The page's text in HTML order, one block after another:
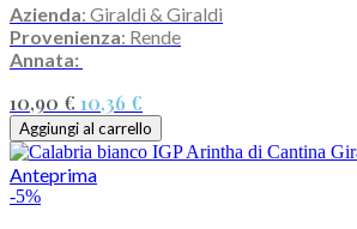
Azienda: Giraldi & Giraldi
Provenienza: Rende
Annata:
10,90 € 10,36 €
Aggiungi al carrello
Anteprima
-5%